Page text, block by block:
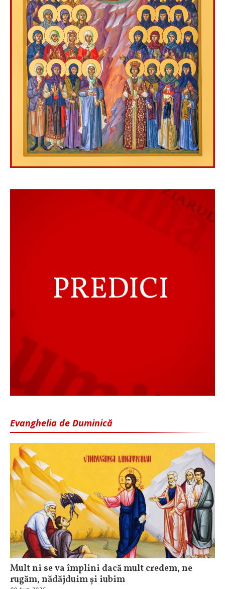
Evanghelia de Duminică
Mult ni se va împlini dacă mult credem, ne
rugăm, nădăjduim și iubim